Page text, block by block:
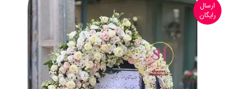
ارسال
رایگان